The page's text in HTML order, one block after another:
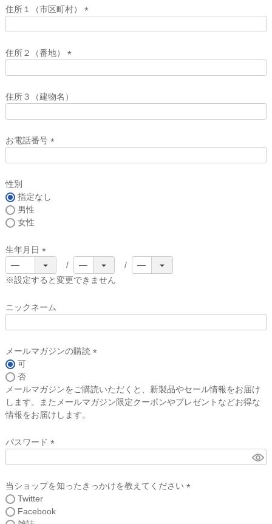
須
)
住所１（市区町村）
)
住所２（番地）
須
)
住所３（建物名）
お電話番号
性別
指定なし
男性
女性
生年月日
(
必
※設定すると変更できません
ニックネーム
メールマガジンの購読
須
)
可
否
メールマガジンをご購読いただくと、新製品やセール情報をお届け
します。またメールマガジン限定クーポンやプレゼントなどお得な
情報をお届けします。
パスワード
須
当ショップを知ったきっかけを教えてください
Twitter
Facebook